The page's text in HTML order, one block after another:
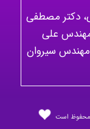
دکتر مصطفی
مهندس علی
سیروان
محفوظ است